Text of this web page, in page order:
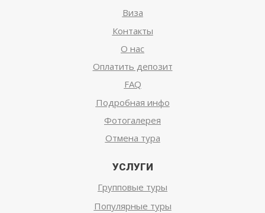
Виза
Контакты
О нас
Оплатить депозит
FAQ
Подробная инфо
Фотогалерея
Отмена тура
УСЛУГИ
Групповые туры
Популярные туры